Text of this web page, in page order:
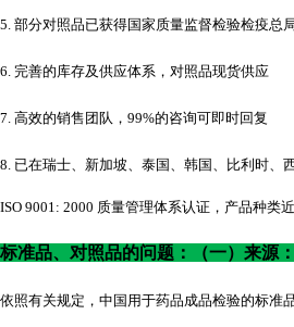
5. 部分对照品已获得国家质量监督检验检疫总
6. 完善的库存及供应体系，对照品现货供应
7. 高效的销售团队，99%的咨询可即时回复
8. 已在瑞士、新加坡、泰国、韩国、比利时、
ISO 9001: 2000 质量管理体系认证，产品种类
标准品、对照品的问题：（一）来源：
依照有关规定，中国用于药品成品检验的标准